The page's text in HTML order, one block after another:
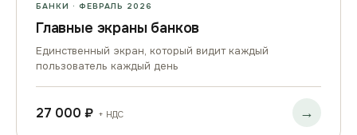
БАНКИ · ФЕВРАЛЬ 2026
Главные экраны банков
Единственный экран, который видит каждый
пользователь каждый день
27 000 ₽ + НДС →